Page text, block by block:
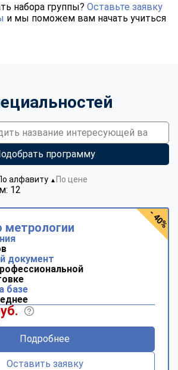
набора группы? Оставьте заявку
и мы поможем вам начать учиться
программу
12
алфавиту ▼ По цене
метрологии
документ
базе
Подробнее
Оставить заявку
- 40%